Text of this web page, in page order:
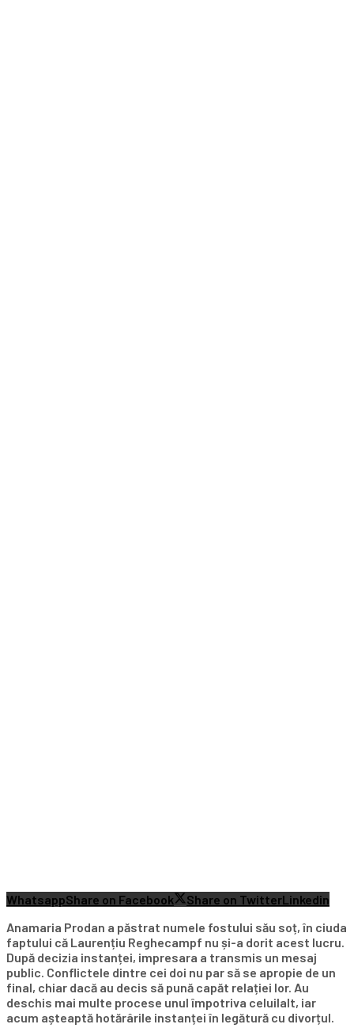
WhatsappShare on Facebook Share on TwitterLinkedin
Anamaria Prodan a păstrat numele fostului său soț, în ciuda
faptului că Laurențiu Reghecampf nu și-a dorit acest lucru.
După decizia instanței, impresara a transmis un mesaj
public. Conflictele dintre cei doi nu par să se apropie de un
final, chiar dacă au decis să pună capăt relației lor. Au
deschis mai multe procese unul împotriva celuilalt, iar
acum așteaptă hotărârile instanței în legătură cu divorțul.